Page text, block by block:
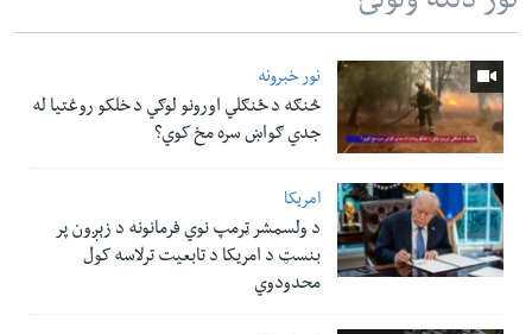
نور خبرونه
څنګه د ځنګلي اورونو لوګي د خلکو روغتیا له
جدي ګواښ سره مخ کوي؟
امریکا
د ولسمشر ټرمپ نوي فرمانونه د زېږون پر
بنسټ د امریکا د تابعیت ترلاسه کول
محدودوي